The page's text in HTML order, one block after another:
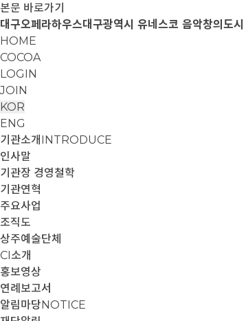
본문 바로가기
대구오페라하우스대구광역시 유네스코 음악창의도시
HOME
COCOA
LOGIN
JOIN
KOR
ENG
기관소개 INTRODUCE
인사말
기관장 경영철학
기관연혁
주요사업
조직도
상주예술단체
CI소개
홍보영상
연례보고서
알림마당NOTICE